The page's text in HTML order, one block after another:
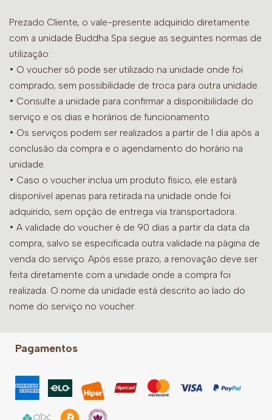
Prezado Cliente, o vale-presente adquirido diretamente
com a unidade Buddha Spa segue as seguintes normas de
utilização:
• O voucher só pode ser utilizado na unidade onde foi
comprado, sem possibilidade de troca para outra unidade.
• Consulte a unidade para confirmar a disponibilidade do
serviço e os dias e horários de funcionamento.
• Os serviços podem ser realizados a partir de 1 dia após a
conclusão da compra e o agendamento do horário na
unidade.
• Caso o voucher inclua um produto físico, ele estará
disponível apenas para retirada na unidade onde foi
adquirido, sem opção de entrega via transportadora.
• A validade do voucher é de 90 dias a partir da data da
compra, salvo se especificada outra validade na página de
venda do serviço. Após esse prazo, a renovação deve ser
feita diretamente com a unidade onde a compra foi
realizada. O nome da unidade está descrito ao lado do
nome do serviço no voucher.
Pagamentos